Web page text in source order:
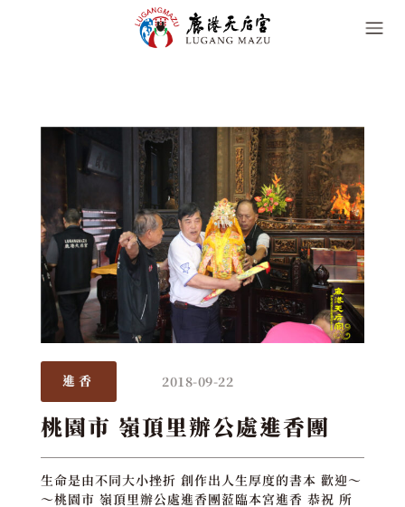
進香 2018-09-22
桃園市 嶺頂里辦公處進香團
生命是由不同大小挫折 創作出人生厚度的書本 歡迎～
～桃園市 嶺頂里辦公處進香團蒞臨本宮進香 恭祝 所